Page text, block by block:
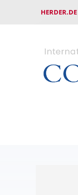
HERDER.DE